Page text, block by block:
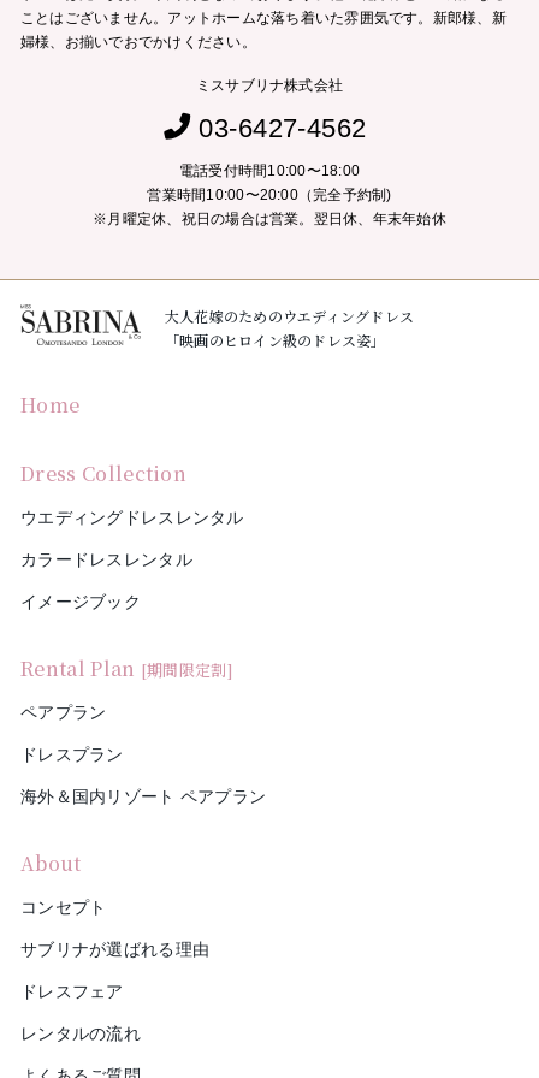
ことはございません。 アットホームな落ち着いた雰囲気です。新郎様、新
婦様、お揃いでおでかけください。
ミスサブリナ株式会社
03-6427-4562
電話受付時間10:00〜18:00
営業時間10:00〜20:00（完全予約制)
※月曜定休、祝日の場合は営業。翌日休、年末年始休
大人花嫁のためのウエディングドレス
「映画のヒロイン級のドレス姿」
Home
Dress Collection
ウエディングドレスレンタル
カラードレスレンタル
イメージブック
Rental Plan [期間限定割]
ペアプラン
ドレスプラン
海外＆国内リゾート ペアプラン
About
コンセプト
サブリナが選ばれる理由
ドレスフェア
レンタルの流れ